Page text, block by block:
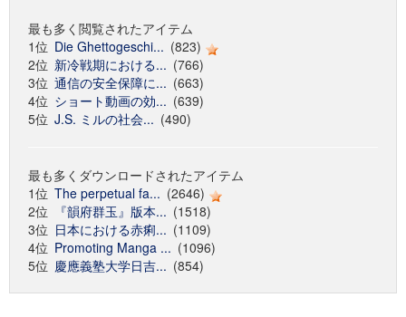
最も多く閲覧されたアイテム
1位 Die Ghettogeschi... (823)
2位 新冷戦期における... (766)
3位 通信の安全保障に... (663)
4位 ショート動画の効... (639)
5位 J.S. ミルの社会... (490)
最も多くダウンロードされたアイテム
1位 The perpetual fa... (2646)
2位
『韻府群玉』版本... (1518)
3位 日本における赤痢... (1109)
4位 Promoting Manga ... (1096)
5位 慶應義塾大学日吉... (854)